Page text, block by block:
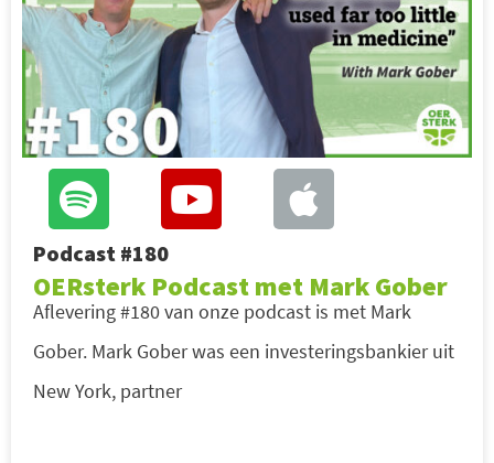
Podcast #180
OERsterk Podcast met Mark Gober
Aflevering #180 van onze podcast is met Mark
Gober. Mark Gober was een investeringsbankier uit
New York, partner